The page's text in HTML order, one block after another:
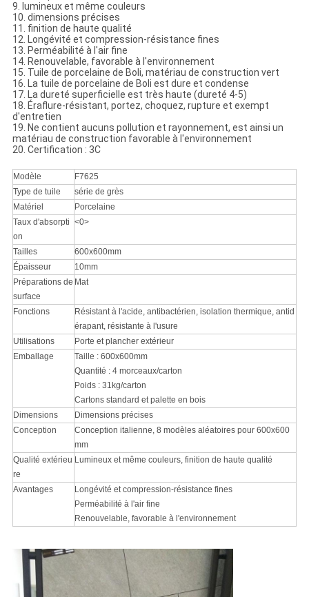
9. lumineux et même couleurs
10. dimensions précises
11. finition de haute qualité
12. Longévité et compression-résistance fines
13. Perméabilité à l'air fine
14. Renouvelable, favorable à l'environnement
15. Tuile de porcelaine de Boli, matériau de construction vert
16. La tuile de porcelaine de Boli est dure et condense
17. La dureté superficielle est très haute (dureté 4-5)
18. Éraflure-résistant, portez, choquez, rupture et exempt
d'entretien
19. Ne contient aucuns pollution et rayonnement, est ainsi un
matériau de construction favorable à l'environnement
20. Certification : 3C
Modèle
F7625
Type de tuile
série de grès
Matériel
Porcelaine
Taux d'absorpti
on
<0>
Tailles
600x600mm
Épaisseur
10mm
Préparations de
surface
Mat
Fonctions
Résistant à l'acide, antibactérien, isolation thermique, antid
érapant, résistante à l'usure
Utilisations
Porte et plancher extérieur
Emballage
Taille : 600x600mm
Quantité : 4 morceaux/carton
Poids : 31kg/carton
Cartons standard et palette en bois
Dimensions
Dimensions précises
Conception
Conception italienne, 8 modèles aléatoires pour 600x600
mm
Qualité extérieu
re
Lumineux et même couleurs, finition de haute qualité
Avantages
Longévité et compression-résistance fines
Perméabilité à l'air fine
Renouvelable, favorable à l'environnement